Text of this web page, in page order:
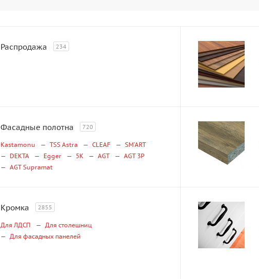
Распродажа 234
Фасадные полотна 720
Kastamonu TSS Astra CLEAF
SM'ART
DEKTA
Egger 5K AGT
AGT 3P
AGT Supramat
Кромка 2855
Для ЛДСП
Для столешниц
Для фасадных панелей